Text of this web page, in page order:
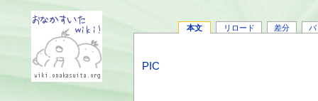
本文 リロード 差分 バ
PIC